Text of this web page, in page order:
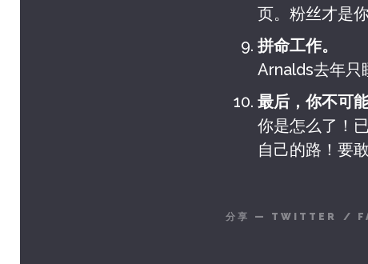
页。粉丝才是
拼命工作。
Arnalds去年只
最后，你不可
你是怎么了！
自己的路！要
分享 — TWITTER /